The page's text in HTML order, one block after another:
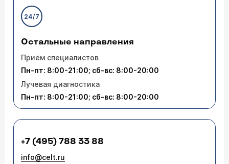
24/7
Остальные направления
Приём специалистов
Пн-пт: 8:00-21:00; сб-вс: 8:00-20:00
Лучевая диагностика
Пн-пт: 8:00-21:00; сб-вс: 8:00-20:00
+7 (495) 788 33 88
info@celt.ru